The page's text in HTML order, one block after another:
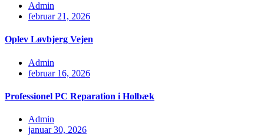
Admin
februar 21, 2026
Oplev Løvbjerg Vejen
Admin
februar 16, 2026
Professionel PC Reparation i Holbæk
Admin
januar 30, 2026